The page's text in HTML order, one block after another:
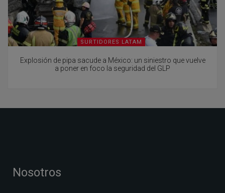
SURTIDORES LATAM
Explosión de pipa sacude a México: un siniestro que vuelve
a poner en foco la seguridad del GLP
Nosotros